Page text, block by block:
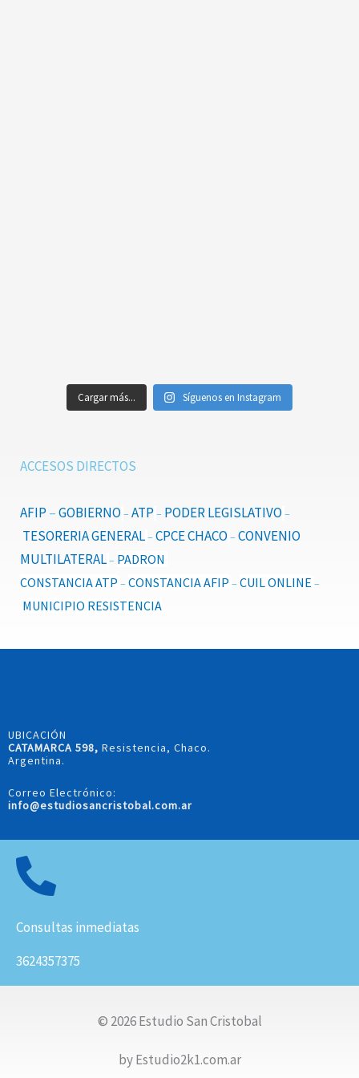
Cargar más... Síguenos en Instagram
ACCESOS DIRECTOS
AFIP–GOBIERNO – ATP– PODER LEGISLATIVO –
TESORERIA GENERAL– CPCE CHACO – CONVENIO
MULTILATERAL– PADRON
CONSTANCIA ATP – CONSTANCIA AFIP – CUIL ONLINE –
MUNICIPIO RESISTENCIA
UBICACIÓN
CATAMARCA 598, Resistencia, Chaco.
Argentina.
Correo Electrónico:
info@estudiosancristobal.com.ar
Consultas inmediatas
3624357375
© 2026 Estudio San Cristobal
by Estudio2k1.com.ar